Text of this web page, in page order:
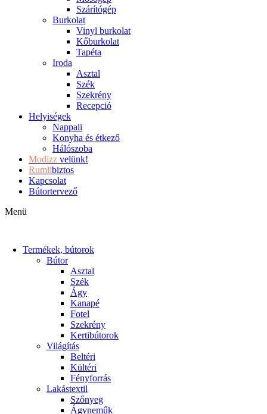
Szárítógép
Burkolat
Vinyl burkolat
Kőburkolat
Tapéta
Iroda
Asztal
Szék
Szekrény
Recepció
Helyiségek
Nappali
Konyha és étkező
Hálószoba
Modizz velünk!
Rumlibiztos
Kapcsolat
Bútortervező
Menü
Termékek, bútorok
Bútor
Asztal
Szék
Ágy
Kanapé
Fotel
Szekrény
Kertibútorok
Világítás
Beltéri
Kültéri
Fényforrás
Lakástextil
Szőnyeg
Ágyneműk